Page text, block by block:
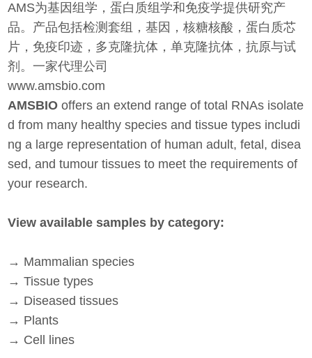
AMS为基因组学，蛋白质组学和免疫学提供研究产
品。产品包括检测套组，基因，核糖核酸，蛋白质芯
片，免疫印迹，多克隆抗体，单克隆抗体，抗原与试
剂。一家代理公司
www.amsbio.com
AMSBIO offers an extend range of total RNAs isolate
d from many healthy species and tissue types includi
ng a large representation of human adult, fetal, disea
sed, and tumour tissues to meet the requirements of
your research.
View available samples by category:
→ Mammalian species
→ Tissue types
→ Diseased tissues
→ Plants
→ Cell lines